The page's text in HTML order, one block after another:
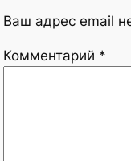
Ваш адрес email
Комментарий *